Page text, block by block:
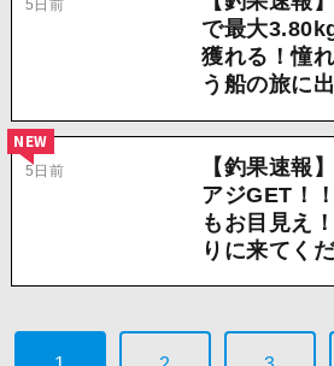
5日前
で最大
獲れる！憧
う船の旅に
5日前
【釣果速報
アジGET！
もお目見え
りに来てく
NEW